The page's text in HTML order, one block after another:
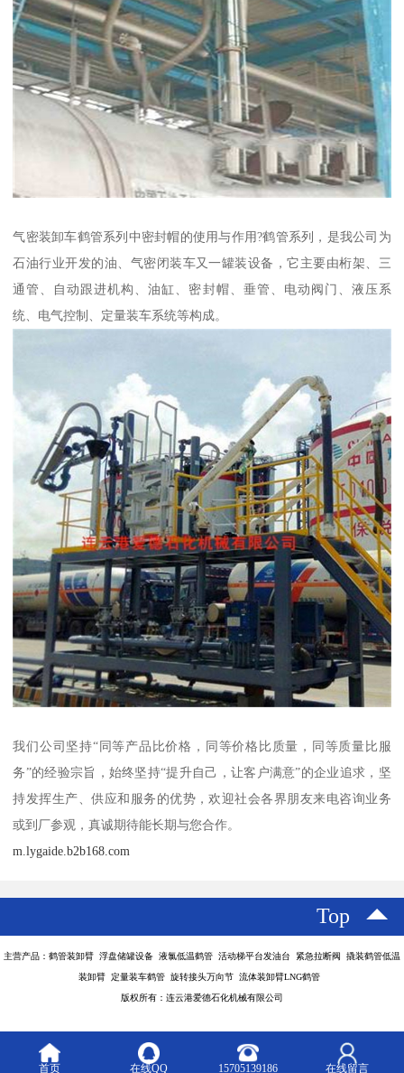
气密装卸车鹤管系列中密封帽的使用与作用?鹤管系列，是我公司为
石油行业开发的油、气密闭装车又一罐装设备，它主要由桁架、三
通管、自动跟进机构、油缸、密封帽、垂管、电动阀门、液压系
统、电气控制、定量装车系统等构成。
我们公司坚持“同等产品比价格，同等价格比质量，同等质量比服
务”的经验宗旨，始终坚持“提升自己，让客户满意”的企业追求，坚
持发挥生产、供应和服务的优势，欢迎社会各界朋友来电咨询业务
或到厂参观，真诚期待能长期与您合作。
m.lygaide.b2b168.com
Top
主营产品：鹤管装卸臂 浮盘储罐设备 液氯低温鹤管 活动梯平台发油台 紧急拉断阀 撬装鹤管低温
装卸臂 定量装车鹤管 旋转接头万向节 流体装卸臂LNG鹤管
版权所有：连云港爱德石化机械有限公司
首页 在线QQ 15705139186 在线留言